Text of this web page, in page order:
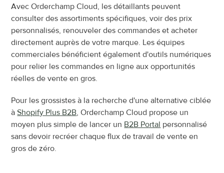
Avec Orderchamp Cloud, les détaillants peuvent
consulter des assortiments spécifiques, voir des prix
personnalisés, renouveler des commandes et acheter
directement auprès de votre marque. Les équipes
commerciales bénéficient également d'outils numériques
pour relier les commandes en ligne aux opportunités
réelles de vente en gros.
Pour les grossistes à la recherche d'une alternative ciblée
à Shopify Plus B2B, Orderchamp Cloud propose un
moyen plus simple de lancer un B2B Portal personnalisé
sans devoir recréer chaque flux de travail de vente en
gros de zéro.